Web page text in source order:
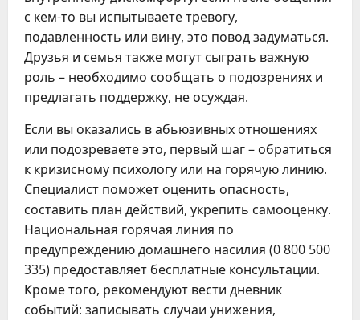
с кем-то вы испытываете тревогу,
подавленность или вину, это повод задуматься.
Друзья и семья также могут сыграть важную
роль – необходимо сообщать о подозрениях и
предлагать поддержку, не осуждая.
Если вы оказались в абьюзивных отношениях
или подозреваете это, первый шаг – обратиться
к кризисному психологу или на горячую линию.
Специалист поможет оценить опасность,
составить план действий, укрепить самооценку.
Национальная горячая линия по
предупреждению домашнего насилия (0 800 500
335) предоставляет бесплатные консультации.
Кроме того, рекомендуют вести дневник
событий: записывать случаи унижения,